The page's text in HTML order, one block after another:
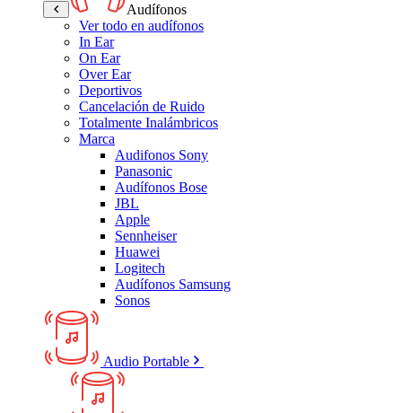
Audífonos
Ver todo en audífonos
In Ear
On Ear
Over Ear
Deportivos
Cancelación de Ruido
Totalmente Inalámbricos
Marca
Audifonos Sony
Panasonic
Audífonos Bose
JBL
Apple
Sennheiser
Huawei
Logitech
Audífonos Samsung
Sonos
Audio Portable